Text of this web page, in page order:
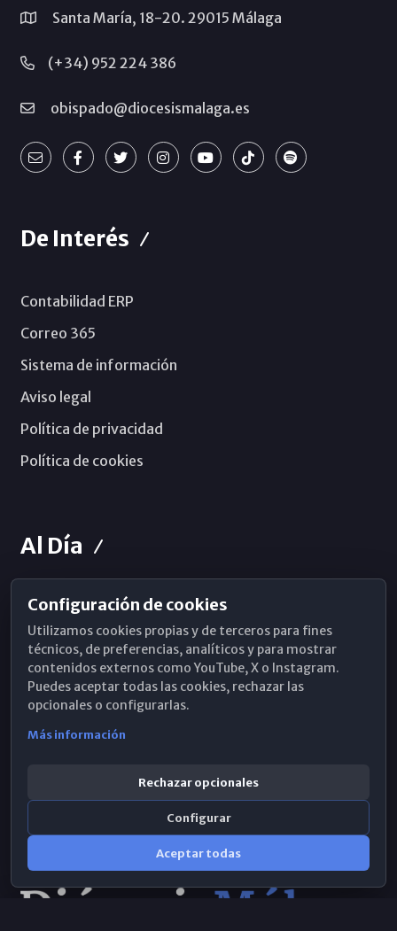
Santa María, 18-20. 29015 Málaga
(+34) 952 224 386
obispado@diocesismalaga.es
De Interés
Contabilidad ERP
Correo 365
Sistema de información
Aviso legal
Política de privacidad
Política de cookies
Al Día
Horarios de Misa
Hemeroteca
WhatsApp
Configuración de cookies
Utilizamos cookies propias y de terceros para fines
técnicos, de preferencias, analíticos y para mostrar
contenidos externos como YouTube, X o Instagram.
Puedes aceptar todas las cookies, rechazar las
opcionales o configurarlas.
Más información
Rechazar opcionales
Configurar
Aceptar todas